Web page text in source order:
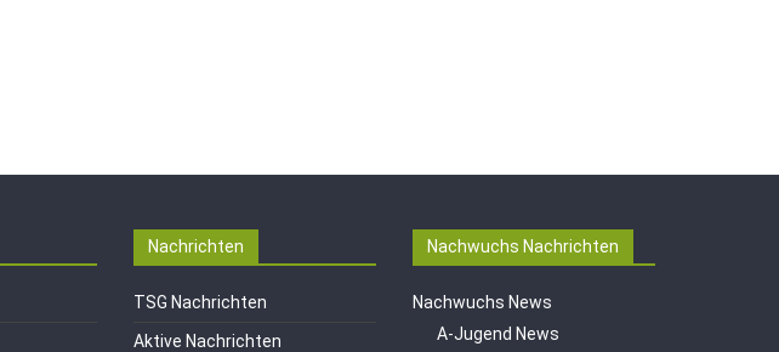
Nachrichten
TSG Nachrichten
Aktive Nachrichten
Nachwuchs Nachrichten
Nachwuchs News
A-Jugend News